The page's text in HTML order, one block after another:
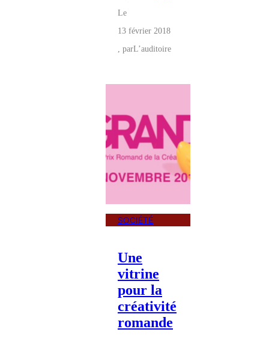
Le
13 février 2018
, parL’auditoire
SOCIÉTÉ
Une
vitrine
pour la
créativité
romande